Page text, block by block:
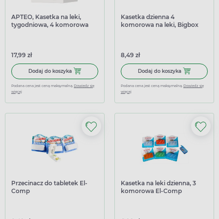
APTEO, Kasetka na leki,
tygodniowa, 4 komorowa
17,99 zł
Dodaj do koszyka Dodaj do koszyka APTEO, Kasetka na leki, tygodniowa, 4
Podana cena jest ceną maksymalną. Dowiedz się
więcej
Kasetka dzienna 4
komorowa na leki, Bigbox
8,49 zł
Dodaj do koszyka Dodaj do
Podana cena jest ceną maksymalną. Dowiedz się
więcej
Przecinacz do tabletek El-
Comp
Kasetka na leki dzienna, 3
komorowa El-Comp